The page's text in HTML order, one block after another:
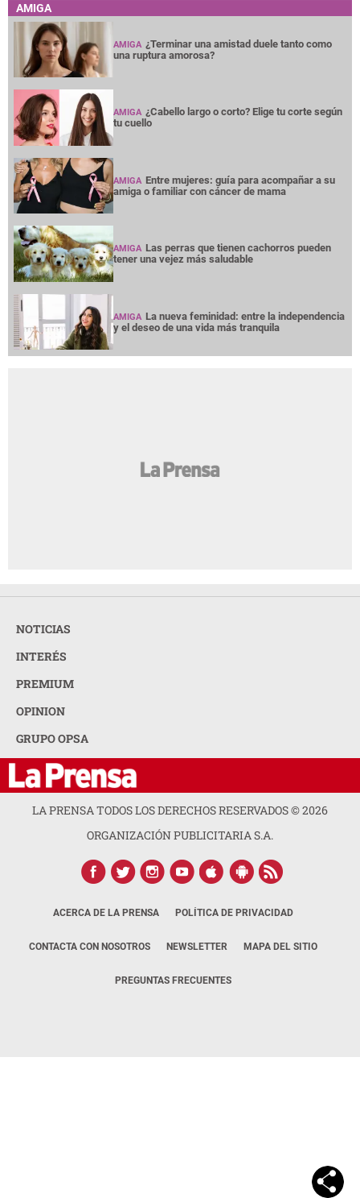
AMIGA
AMIGA ¿Terminar una amistad duele tanto como
una ruptura amorosa?
AMIGA ¿Cabello largo o corto? Elige tu corte según
tu cuello
AMIGA Entre mujeres: guía para acompañar a su
amiga o familiar con cáncer de mama
AMIGA Las perras que tienen cachorros pueden
tener una vejez más saludable
AMIGA La nueva feminidad: entre la independencia
y el deseo de una vida más tranquila
NOTICIAS
INTERÉS
PREMIUM
OPINION
GRUPO OPSA
LA PRENSA TODOS LOS DERECHOS RESERVADOS ©2026
ORGANIZACIÓN PUBLICITARIA S.A.
ACERCA DE LA PRENSA POLÍTICA DE PRIVACIDAD
CONTACTA CON NOSOTROS NEWSLETTER MAPA DEL SITIO
PREGUNTAS FRECUENTES